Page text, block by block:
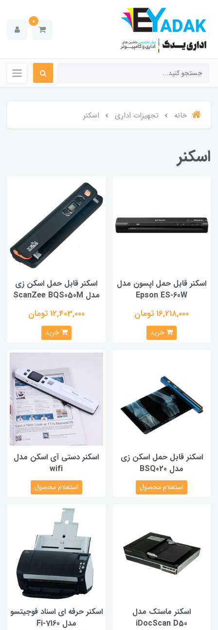
0
خانه تجهیزات اداری اسکنر
اسکنر
اسکنر قابل حمل اپسون مدل
Epson ES‑60W
16,218,000 تومان
خرید
اسکنر قابل حمل اسکن زی
مدل ScanZee BQS050M
12,403,000 تومان
خرید
اسکنر قابل حمل اسکن زی
مدل BSQ020
استعلام محصول
اسکنر دستی آی اسکن مدل
wifi
استعلام محصول
اسکنر ماستک مدل
iDocScan D50
اسکنر حرفه ای اسناد فوجیتسو
مدل Fi-7160